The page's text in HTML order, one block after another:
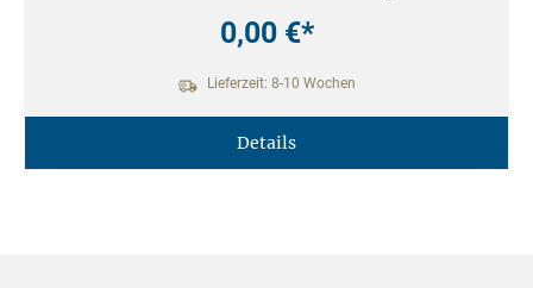
0,00 €*
Lieferzeit: 8-10 Wochen
Details